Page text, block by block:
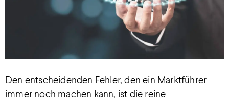
Den entscheidenden Fehler, den ein Marktführer
immer noch machen kann, ist die reine